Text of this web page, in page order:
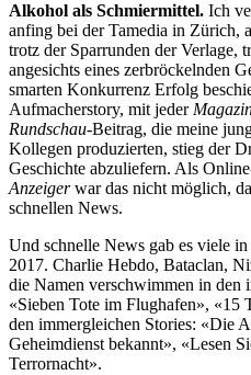
Alkohol als Schmiermittel. Ich
anfing bei der Tamedia in Zürich,
trotz der Sparrunden der Verlage,
angesichts eines zerbröckelnden
smarten Konkurrenz Erfolg
Aufmacherstory, mit jeder
Rundschau-Beitrag, die meine
Kollegen produzierten, stieg der
Geschichte abzuliefern. Als
Anzeigerwar das nicht möglich,
schnellen News.
Und schnelle News gab es viele
2017. Charlie Hebdo, Bataclan,
die Namen verschwimmen in den
«Sieben Tote im Flughafen», «15
den immergleichen Stories: «Die
Geheimdienst bekannt», «Lesen
Terrornacht».